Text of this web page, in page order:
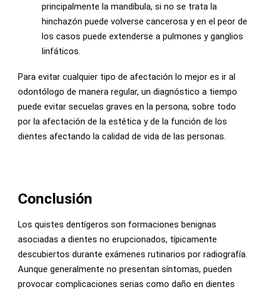
principalmente la mandíbula, si no se trata la
hinchazón puede volverse cancerosa y en el peor de
los casos puede extenderse a pulmones y ganglios
linfáticos.
Para evitar cualquier tipo de afectación lo mejor es ir al
odontólogo de manera regular, un diagnóstico a tiempo
puede evitar secuelas graves en la persona, sobre todo
por la afectación de la estética y de la función de los
dientes afectando la calidad de vida de las personas.
Conclusión
Los quistes dentígeros son formaciones benignas
asociadas a dientes no erupcionados, típicamente
descubiertos durante exámenes rutinarios por radiografía.
Aunque generalmente no presentan síntomas, pueden
provocar complicaciones serias como daño en dientes